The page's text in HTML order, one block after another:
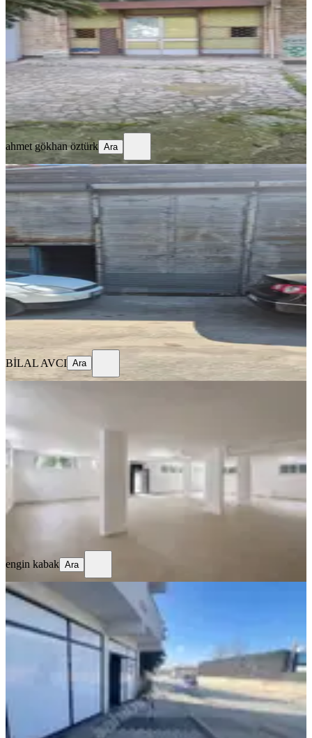
İstanbul, Pendik
1 Oda
175 m²· 05.08.2026
65.000 ₺
ahmet gökhan öztürk
Ara
ahmet gökhan öztürk Ara
YENİ
Sahibinden Kiralık Bakırlıda Boş
Dükkan
Denizli, Merkezefendi
1 Oda
·05.08.2026
40.000 ₺
BİLAL AVCI
BİLAL AVCI Ara
Mersin, Yenişehir
210 m²
Bodrum Kat
engin kabak
engin kabak Ara
YENİ
Sancaktepe’de Cadde Kenarı Kiralık
Dükkan
İstanbul, Sancaktepe
Düz Giriş (Zemin) 04.08.2026
Ersin Yalçın